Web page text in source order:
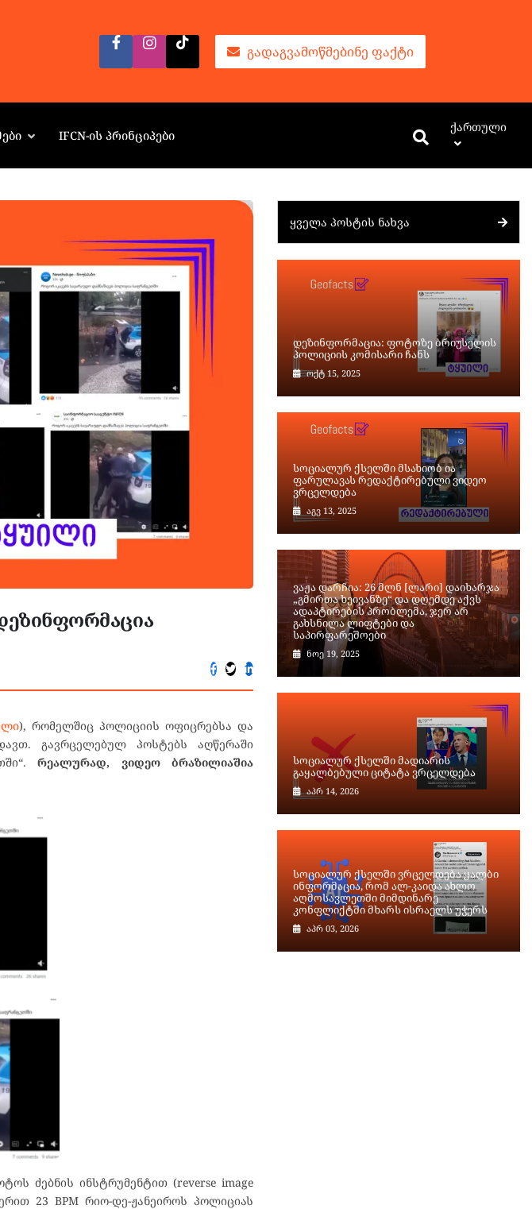
ᲒᲐᲓᲐᲒᲕᲐᲛᲝᲬᲛᲔᲑᲘᲜᲔ ᲤᲐᲥᲢᲘ
IFCN-ᲘᲡ ᲞᲠᲘᲜᲪᲘᲞᲔᲑᲘ
Ქართული
), რომელშიც პოლიციის ოფიცრებსა და
გავრცელებულ პოსტებს აღწერაში
რეალურად, ვიდეო ბრაზილიაშია
ძებნის ინსტრუმენტით (reverse image
23 BPM რიო-დე-ჟანეიროს პოლიციას
ᲧᲕᲔᲚᲐ ᲞᲝᲡᲢᲘᲡ ᲜᲐᲮᲕᲐ
დეზინფორმაცია: ფოტოზე ბრიუსელის
პოლიციის კომისარი ჩანს
ოქტ 15, 2025
სოციალურ ქსელში მსახიობ ია
ფარულავას რედაქტირებული ვიდეო
ვრცელდება
აგვ 13, 2025
ვაჟა დარჩია: 26 მლნ [ლარი] დაიხარჯა
„გმირთა ხეივანზე“ და დღემდე აქვს
ადაპტირების პრობლემა, ჯერ არ
გახსნილა ლიფტები და
საპირფარეშოები
ნოე 19, 2025
სოციალურ ქსელში მადიარის
გაყალბებული ციტატა ვრცელდება
აპრ 14, 2026
სოციალურ ქსელში ვრცელდება ყალბი
ინფორმაცია, რომ ალ-კაიდა ახლო
აღმოსავლეთში მიმდინარე
კონფლიქტში მხარს ისრაელს უჭერს
აპრ 03, 2026